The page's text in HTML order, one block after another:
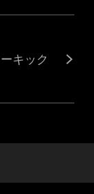
キック